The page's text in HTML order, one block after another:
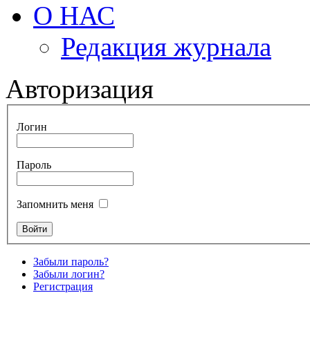
О НАС
Редакция журнала
Авторизация
Логин
Пароль
Запомнить меня
Забыли пароль?
Забыли логин?
Регистрация